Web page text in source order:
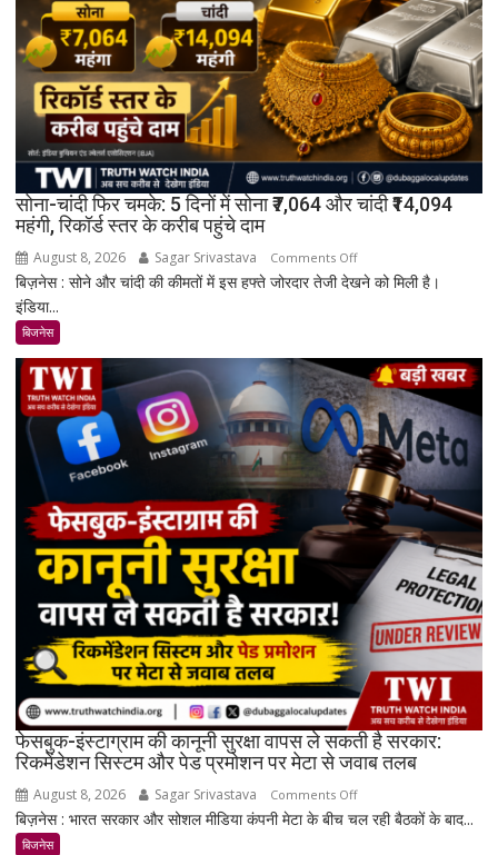
सोना-चांदी फिर चमके: 5 दिनों में सोना ₹7,064 और चांदी ₹14,094
महंगी, रिकॉर्ड स्तर के करीब पहुंचे दाम
August 8, 2026 Sagar Srivastava Comments Offon
सोना-
5
दिनों
में
सोना
₹7,064
और
चांदी
₹14,094
महंगी,
रिकॉर्ड
स्तर
के
करीब
पहुंचे
दाम
बिज़नेस : सोने और चांदी की कीमतों में इस हफ्ते जोरदार तेजी देखने को मिली है।
इंडिया...
बिजनेस
फेसबुक-इंस्टाग्राम की कानूनी सुरक्षा वापस ले सकती है सरकार:
रिकमेंडेशन सिस्टम और पेड प्रमोशन पर मेटा से जवाब तलब
August 8, 2026 Sagar Srivastava Comments Offon
फेसबुक-
बिज़नेस : भारत सरकार और सोशल मीडिया कंपनी मेटा के बीच चल रही बैठकों के बाद...
बिजनेस